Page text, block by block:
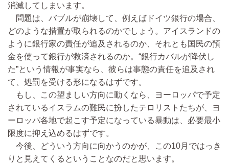
消滅してしまいます。
問題は、バブルが崩壊して、例えばドイツ銀行の場合、
どのような措置が取られるのかでしょう。アイスランドの
ように銀行家の責任が追及されるのか、それとも国民の預
金を使って銀行が救済されるのか。“銀行カバルが降伏し
た”という情報が事実なら、彼らは事態の責任を追及され
て、処罰を受ける形になるはずです。
もし、この望ましい方向に動くなら、ヨーロッパで予定
されているイスラムの難民に扮したテロリストたちが、ヨ
ーロッパ各地で起こす予定になっている暴動は、必要最小
限度に抑え込めるはずです。
今後、どういう方向に向かうのかが、この10月ではっき
りと見えてくるということなのだと思います。